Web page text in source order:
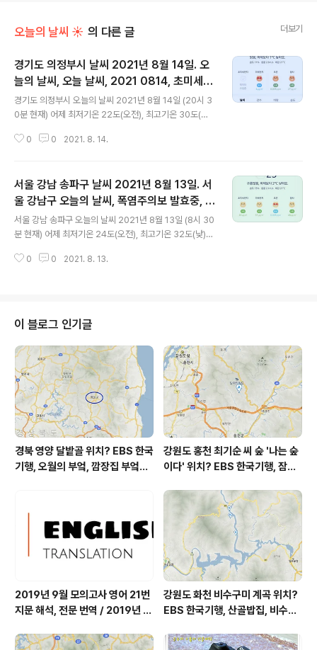
오늘의 날씨 ☀ 의 다른 글 더보기
경기도 의정부시 날씨 2021년 8월 14일. 오
늘의 날씨, 오늘 날씨, 2021 0814, 초미세먼
지, 미세먼지, 황사, 자외선
경기도 의정부시 오늘의 날씨 2021년 8월 14일 (20시 3
0분 현재) 어제 최저기온 22도(오전), 최고기온 30도(낮)
은 최저기온, 어제보다 2도 낮은 최고기온입니다 아침에
* 비 올 확률은 위 이미지에서 시간별 기상 상태 참조 대기
상황 공기질은 어제 초미세먼지 좋음 = 11 ㎍/m³ 미세먼
지는 보통 = 36 ㎍/m³ 황사는 보통 = 48 ㎍/m³ 자외선
(오후) = 나쁨 오늘 초미세먼지 좋음 = 4 ㎍/m³ (경기도
지역 평균치) 미세먼지는 좋음 = 6 ㎍/m³ 황사는 보통 =
27 ㎍/m³ 자외선 (오후) = 나쁨 대기상..
0 0 2021. 8. 14.
서울 강남 송파구 날씨 2021년 8월 13일. 서
울 강남구 오늘의 날씨, 폭염주의보 발효중, 오
늘 날씨, 2021 0813, 초미세먼지, 미세먼지,
황사, 자외선
서울 강남 송파구 오늘의 날씨 2021년 8월 13일 (8시 30
분 현재) 어제 최저기온 24도(오전), 최고기온 32도(낮)
은 최저기온, 어제보다 1도 낮은 최고기온입니다 아침에 최
= 24 ㎍/m³ 미세먼지는 보통 = 38 ㎍/m³ 황사는 보통
= 41 ㎍/m³ 자외선 (오후) = 보통 오늘 초미세먼지 보통
= 20 ㎍/m³ 미세먼지는 보통 = 31 ㎍/m³ 황사는 보통
= 48 ㎍/m³ 자외선 (오후) = 나쁨 대기상태는 어제보다
조금 좋습니다 대기상태는 전체적으로 좋은..
0 0 2021. 8. 13.
이 블로그 인기글
경북 영양 달밭골 위치? EBS 한국
기행, 오월의 부엌, 깜장집 부엌은
한 곳, 영양읍 상원리. KBS 인간극
장 임분노미 할머니
강원도 홍천 최기순 씨 숲 '나는 숲
이다' 위치? EBS 한국기행, 잠시
군 최기순 씨 캠핑장 펜션 어디? /
강원도 홍천군 가볼 만한 곳, (구)
까르돈, kbs 인간극장
2019년 9월 모의고사 영어 21번
지문 해석, 전문 번역 / 2019년 9
역, 평가원 2019년 고3 9월 영어
강원도 화천 비수구미 계곡 위치?
EBS 한국기행, 산골밥집, 비수구
부 화천군 비수구미 낙타민박 어